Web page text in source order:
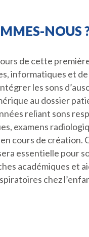
NOUS
de cette
informatiques et
les sons
au dossier
reliant sons
examens
cours de création.
essentielle pour
académiques et
chez